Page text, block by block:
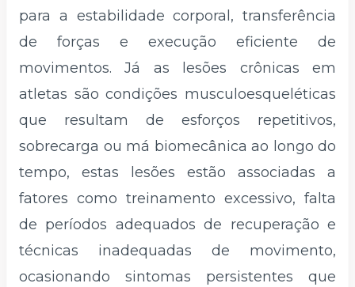
para a estabilidade corporal, transferência
de forças e execução eficiente de
movimentos. Já as lesões crônicas em
atletas são condições musculoesqueléticas
que resultam de esforços repetitivos,
sobrecarga ou má biomecânica ao longo do
tempo, estas lesões estão associadas a
fatores como treinamento excessivo, falta
de períodos adequados de recuperação e
técnicas inadequadas de movimento,
ocasionando sintomas persistentes que